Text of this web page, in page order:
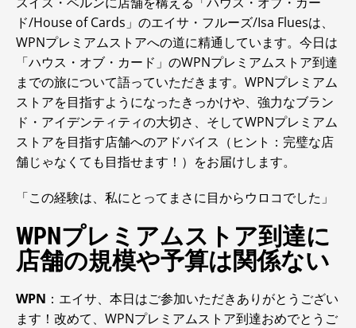
ド/House of Cards」のエイサ・フルーズ/Isa Fluesは、
WPNプレミアムストアへの道に精通しています。今日は
「ハウス・オブ・カード」のWPNプレミアムストア到達
までの旅について語っていただきます。WPNプレミアム
ストアを目指すようになったきっかけや、強力なブラン
ド・アイデンティティの大切さ、そしてWPNプレミアム
ストアを目指す店舗へのアドバイス（ヒント：完璧な店
舗じゃなくても目指せます！）をお届けします。
「この経験は、私にとってまさに目からウロコでした」
WPNプレミアムストア到達に
店舗の規模や予算は関係ない
WPN ：エイサ、本日はご参加いただきありがとうござい
ます！改めて、WPNプレミアムストア到達おめでとうご